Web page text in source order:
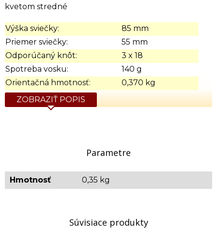
kvetom stredné
Výška sviečky:
85 mm
Priemer sviečky:
55 mm
Odporúčaný knôt:
3 x 18
Spotreba vosku:
140 g
Orientačná hmotnosť:
0,370 kg
ZOBRAZIŤ POPIS
Parametre
Hmotnosť 0,35 kg
Súvisiace produkty